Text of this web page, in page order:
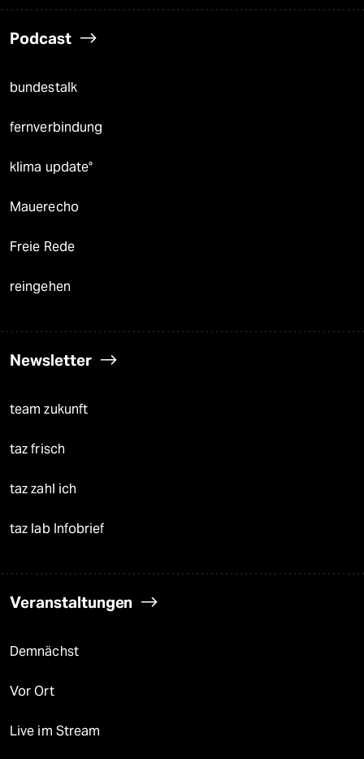
Podcast
bundestalk
fernverbindung
klima update°
Mauerecho
Freie Rede
reingehen
Newsletter
team zukunft
taz frisch
taz zahl ich
taz lab Infobrief
Veranstaltungen
Demnächst
Vor Ort
Live im Stream